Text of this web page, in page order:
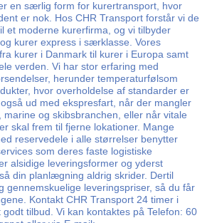
en særlig form for kurertransport, hvor
er nok. Hos CHR Transport forstår vi de
et moderne kurerfirma, og vi tilbyder
kurer express i særklasse. Vores
kurer i Danmark til kurer i Europa samt
verden. Vi har stor erfaring med
herunder temperaturfølsom
hvor overholdelse af standarder er
ud med ekspresfart, når der mangler
marine og skibsbranchen, eller når vitale
skal frem til fjerne lokationer. Mange
reservedele i alle størrelser benytter
som deres faste logistiske
alsidige leveringsformer og yderst
din planlægning aldrig skrider. Dertil
gennemskuelige leveringspriser, så du får
Kontakt CHR Transport 24 timer i
tilbud. Vi kan kontaktes på Telefon: 60